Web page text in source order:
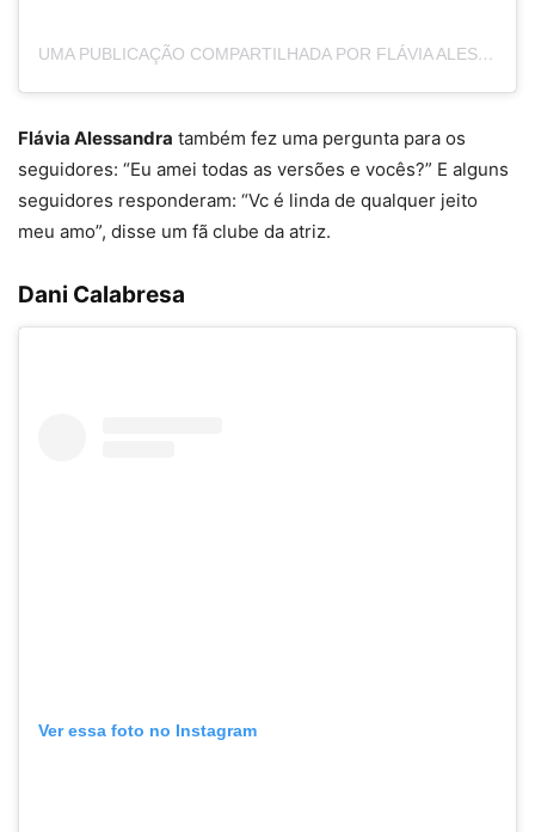
UMA PUBLICAÇÃO COMPARTILHADA POR FLÁVIA ALESSANDRA (@FLAVIAALESSANDRA)
Flávia Alessandra também fez uma pergunta para os
seguidores: “Eu amei todas as versões e vocês?” E alguns
seguidores responderam: “Vc é linda de qualquer jeito
meu amo”, disse um fã clube da atriz.
Dani Calabresa
Ver essa foto no Instagram